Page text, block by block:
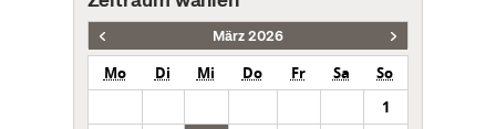
März 2026
Mo Di Mi Do Fr Sa
So
1